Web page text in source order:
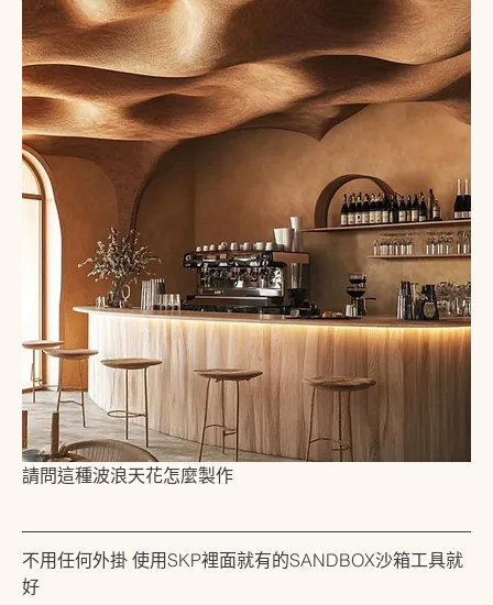
請問這種波浪天花怎麼製作
不用任何外掛 使用SKP裡面就有的SANDBOX沙箱工具就
好